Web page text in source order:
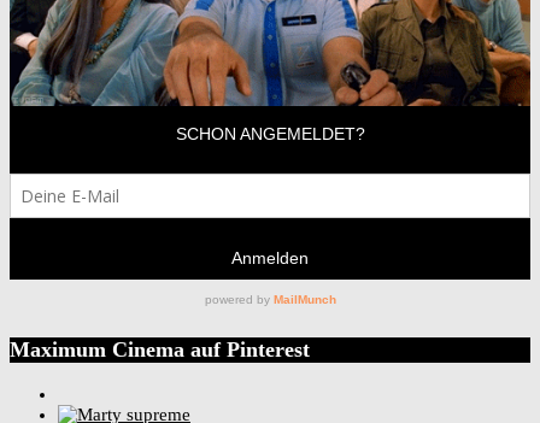
Maximum Cinema auf Pinterest